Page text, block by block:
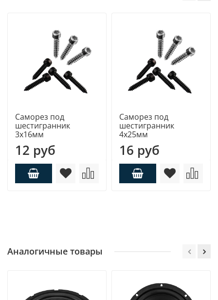
Саморез под
шестигранник
3х16мм
12 руб
Саморез под
шестигранник
4х25мм
16 руб
Аналогичные товары